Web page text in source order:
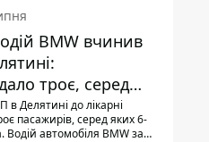
BMW вчинив
троє, серед
в Делятині до лікарні
пасажирів, серед яких 6-
Водій автомобіля BMW за